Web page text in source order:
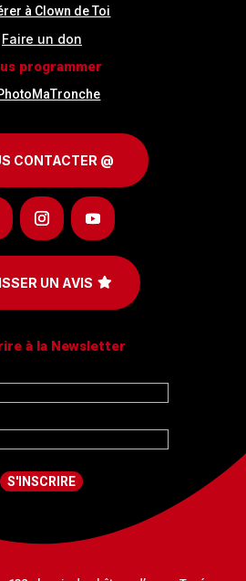
à Clown de Toi
Faire un don
programmer
CONTACTER @
UN AVIS
à la Newsletter